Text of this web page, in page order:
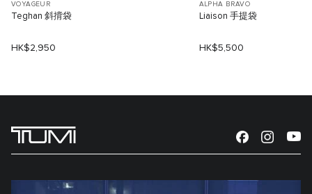
VOYAGEUR
Teghan 斜揹袋
HK$2,950
ALPHA BRAVO
Liaison 手提袋
HK$5,500